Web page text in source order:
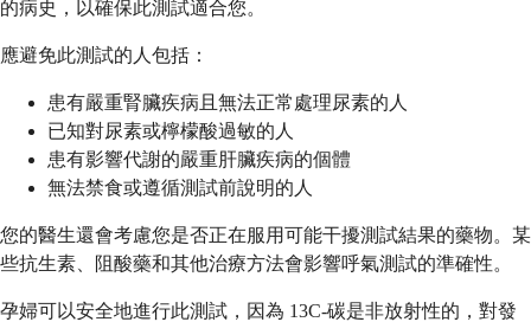
的病史，以確保此測試適合您。
應避免此測試的人包括：
患有嚴重腎臟疾病且無法正常處理尿素的人
已知對尿素或檸檬酸過敏的人
患有影響代謝的嚴重肝臟疾病的個體
無法禁食或遵循測試前說明的人
您的醫生還會考慮您是否正在服用可能干擾測試結果的藥物。某
些抗生素、阻酸藥和其他治療方法會影響呼氣測試的準確性。
孕婦可以安全地進行此測試，因為 13C-碳是非放射性的，對發